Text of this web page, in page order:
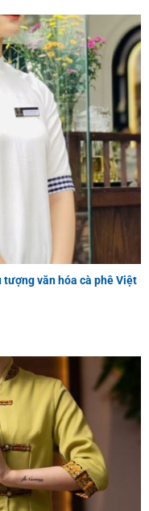
văn hóa cà phê Việt